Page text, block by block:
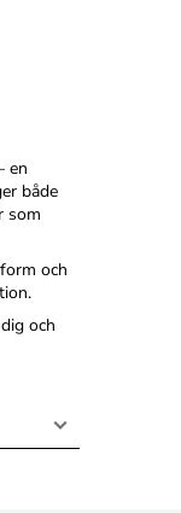
en
både
som
och
och